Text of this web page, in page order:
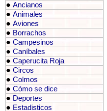
● Ancianos
● Animales
● Aviones
● Borrachos
● Campesinos
● Caníbales
● Caperucita Roja
● Circos
● Colmos
● Cómo se dice
● Deportes
● Estadisticos